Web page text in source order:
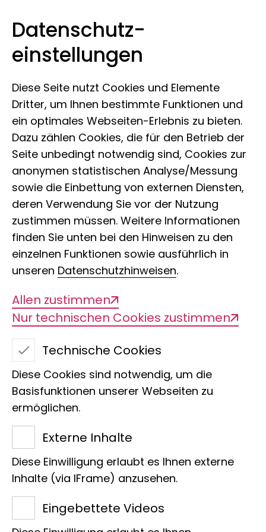
Zum Inhalt springen
Leibniz-Institut zur Analyse des
Biodiversitätswandels
Curriculum Vitae Dr.
habil. Astrid Böhne
seit 2019
Leitung der Sektion
Biodiversitätsgenomik, Leibniz Institute
zur Analyse des Biodiversitätswandels,
Museum Koenig Bonn, Deutschland
2016-2019
Junior Group Leader, Zoologisches
Institut, Universität Basel, Schweiz
2011-2016
Postdoktorandin, Zoologisches Institut,
Universität Basel, Schweiz
2007-2010
Promotion am Institute de Genomique
Datenschutz­
einstellungen
Diese Seite nutzt Cookies und Elemente
Dritter, um Ihnen bestimmte Funktionen und
ein optimales Webseiten-Erlebnis zu bieten.
Dazu zählen Cookies, die für den Betrieb der
Seite unbedingt notwendig sind, Cookies zur
anonymen statistischen Analyse/Messung
sowie die Einbettung von externen Diensten,
deren Verwendung Sie vor der Nutzung
zustimmen müssen. Weitere Informationen
finden Sie unten bei den Hinweisen zu den
einzelnen Funktionen sowie ausführlich in
unseren Datenschutzhinweisen.
Allen zustimmen
Nur technischen Cookies zustimmen
Technische Cookies
Diese Cookies sind notwendig, um die
Basisfunktionen unserer Webseiten zu
ermöglichen.
Externe Inhalte
Diese Einwilligung erlaubt es Ihnen externe
Inhalte (via IFrame) anzusehen.
Eingebettete Videos